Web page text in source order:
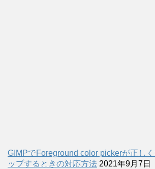
GIMPでForeground color pickerが正し
ップするときの対応方法 2021年9月7日